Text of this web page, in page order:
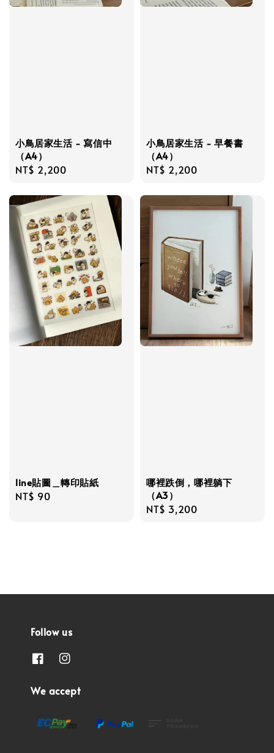
小鳥居家生活 - 寫信中
（A4）
Regular
NT$ 2,200
小鳥居家生活 - 早餐書
（A4）
Regular
NT$ 2,200
line貼圖＿轉印貼紙
Regular
NT$ 90
哪裡跌倒，哪裡躺下
（A3）
Regular
NT$ 3,200
Follow us
We accept